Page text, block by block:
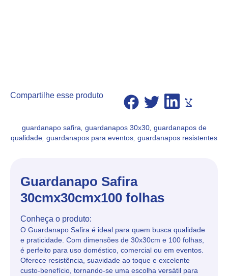
Compartilhe esse produto
guardanapo safira, guardanapos 30x30, guardanapos de
qualidade, guardanapos para eventos, guardanapos resistentes
Guardanapo Safira
30cmx30cmx100 folhas
Conheça o produto:
O Guardanapo Safira é ideal para quem busca qualidade
e praticidade. Com dimensões de 30x30cm e 100 folhas,
é perfeito para uso doméstico, comercial ou em eventos.
Oferece resistência, suavidade ao toque e excelente
custo-benefício, tornando-se uma escolha versátil para